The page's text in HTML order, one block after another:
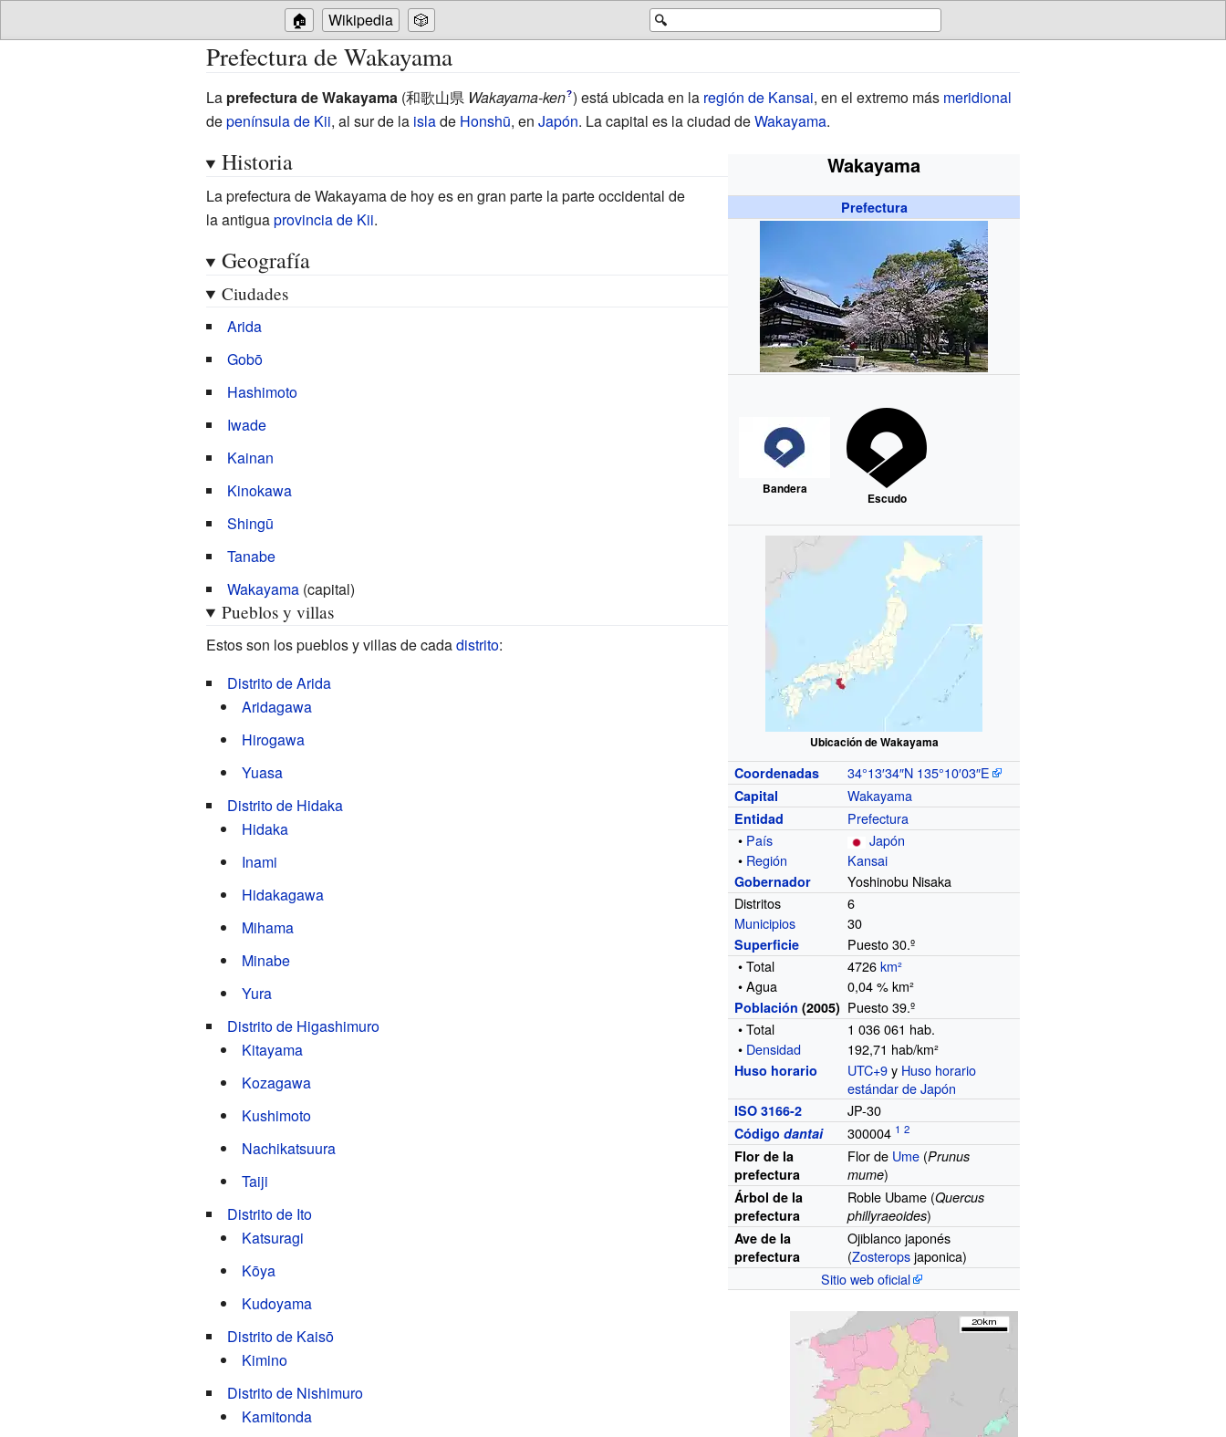
🔍
🏠 Wikipedia 🎲
Prefectura de Wakayama
La prefectura de Wakayama (和歌山県 Wakayama-ken?) está ubicada en la región de Kansai, en el extremo más meridional
depenínsula de Kii, al sur de la islade Honshū, en Japón. La capital es la ciudad deWakayama.
Wakayama
Prefectura
Bandera
Escudo
Ubicación de Wakayama
Coordenadas 34°13′34″N 135°10′03″E
Capital Wakayama
Entidad
Prefectura
• País
Japón
• Región Kansai
Gobernador
Yoshinobu Nisaka
Distritos
6
Municipios
30
Superficie
Puesto 30.º
• Total
4726km²
• Agua
0,04 % km²
Población (2005) Puesto 39.º
• Total
1 036 061 hab.
• Densidad 192,71 hab/km²
Huso horario UTC+9y Huso horario
estándar de Japón
ISO 3166-2 JP-30
Códigodantai 300004
Flor de la
prefectura
Flor de Ume (Prunus
mume)
Árbol de la
prefectura
Roble Ubame (Quercus
phillyraeoides)
Ave de la
prefectura
Ojiblanco japonés
(Zosteropsjaponica)
Sitio web oficial
Historia
La prefectura de Wakayama de hoy es en gran parte la parte occidental de
la antiguaprovincia de Kii.
Geografía
Ciudades
Arida
Gobō
Hashimoto
Iwade
Kainan
Kinokawa
Shingū
Tanabe
Wakayama(capital)
Pueblos y villas
Estos son los pueblos y villas de cadadistrito:
Distrito de Arida
Aridagawa
Hirogawa
Yuasa
Distrito de Hidaka
Hidaka
Inami
Hidakagawa
Mihama
Minabe
Yura
Distrito de Higashimuro
Kitayama
Kozagawa
Kushimoto
Nachikatsuura
Taiji
Distrito de Ito
Katsuragi
Kōya
Kudoyama
Distrito de Kaisō
Kimino
Distrito de Nishimuro
Kamitonda